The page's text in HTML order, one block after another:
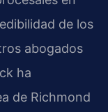
de los
abogados
ha
de Richmond